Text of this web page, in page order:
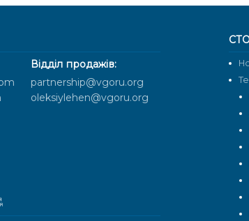
Відділ продажів:
partnership@vgoru.org
oleksiylehen@vgoru.org